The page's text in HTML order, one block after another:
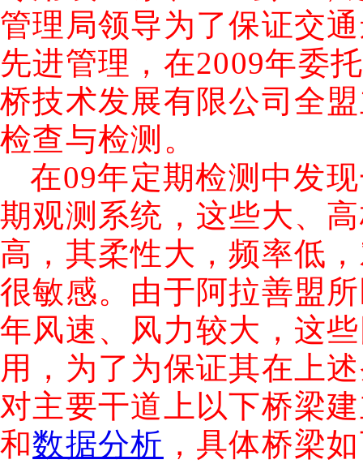
管理局领导为了保证交
先进管理，在2009年委
桥技术发展有限公司全
检查与检测。
在09年定期检测中发
期观测系统，这些大、
高，其柔性大，频率低
很敏感。由于阿拉善盟
年风速、风力较大，这
用，为了为保证其在上
对主要干道上以下桥梁
和数据分析 ，具体桥梁